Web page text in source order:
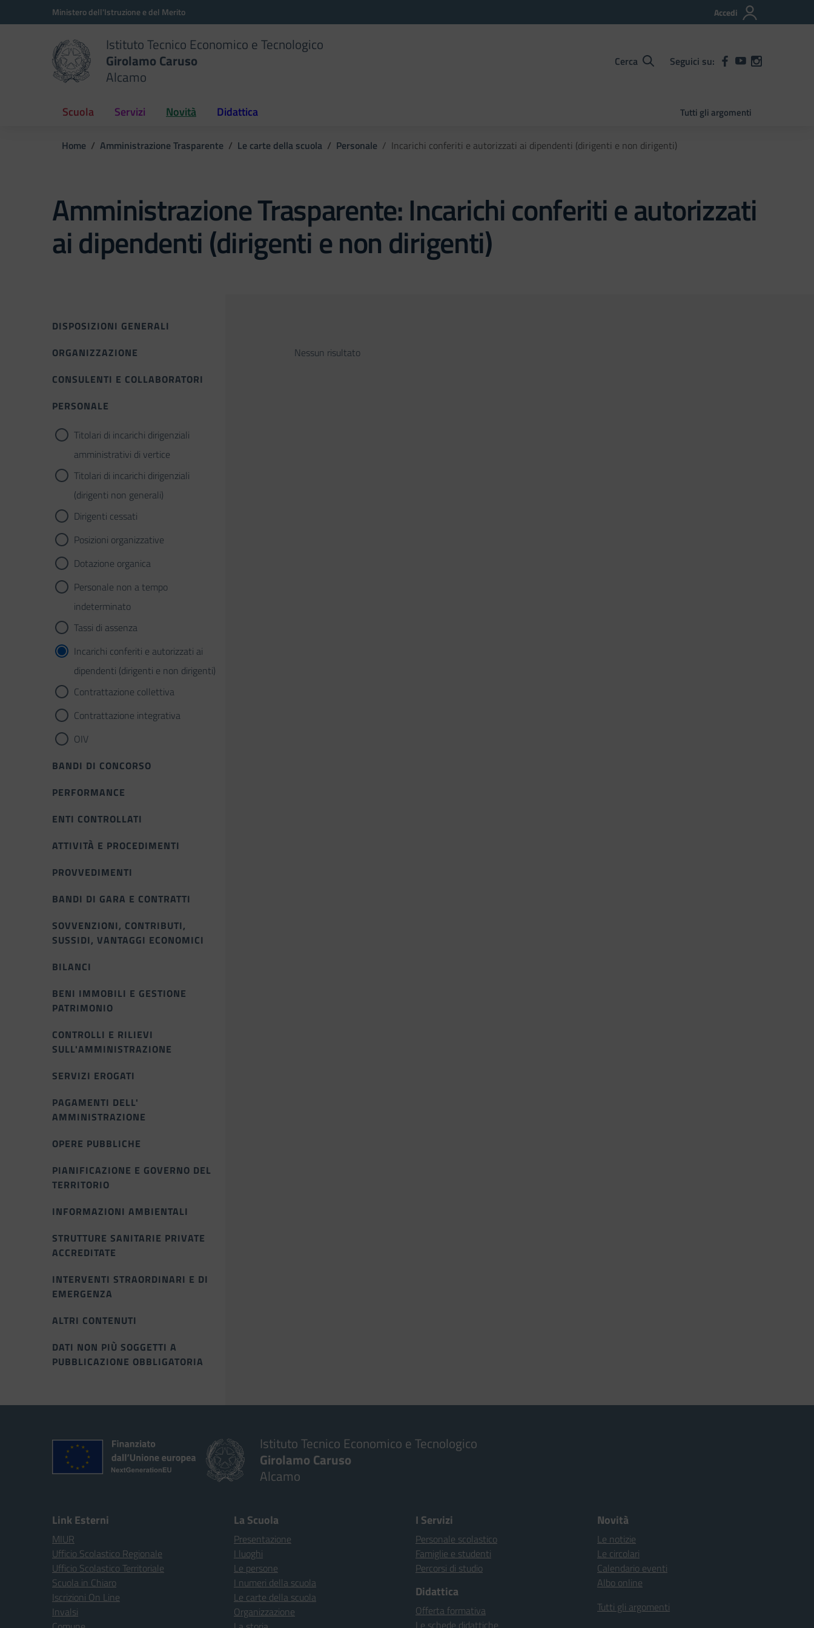
Vai ai contenuti
Vai al menu di navigazioneMinistero dell'Istruzione e del Merito Accedi
Istituto Tecnico Economico e Tecnologico
Girolamo Caruso
Alcamo
Cerca Seguici su:
Scuola Servizi Novità Didattica Tutti gli argomenti
Home Amministrazione Trasparente Le carte della scuola Personale Incarichi conferiti e autorizzati ai dipendenti (dirigenti e non dirigenti)
Amministrazione Trasparente:Incarichi conferiti e autorizzati
ai dipendenti (dirigenti e non dirigenti)
DISPOSIZIONI GENERALI
ORGANIZZAZIONE
CONSULENTI E COLLABORATORI
PERSONALE
Titolari di incarichi dirigenziali
amministrativi di vertice
Titolari di incarichi dirigenziali
(dirigenti non generali)
Dirigenti cessati
Posizioni organizzative
Dotazione organica
Personale non a tempo
indeterminato
Tassi di assenza
Incarichi conferiti e autorizzati ai
dipendenti (dirigenti e non dirigenti)
Contrattazione collettiva
Contrattazione integrativa
OIV
BANDI DI CONCORSO
PERFORMANCE
ENTI CONTROLLATI
ATTIVITÀ E PROCEDIMENTI
PROVVEDIMENTI
BANDI DI GARA E CONTRATTI
SOVVENZIONI, CONTRIBUTI,
SUSSIDI, VANTAGGI ECONOMICI
BILANCI
BENI IMMOBILI E GESTIONE
PATRIMONIO
CONTROLLI E RILIEVI
SULL'AMMINISTRAZIONE
SERVIZI EROGATI
PAGAMENTI DELL'
AMMINISTRAZIONE
OPERE PUBBLICHE
PIANIFICAZIONE E GOVERNO DEL
TERRITORIO
INFORMAZIONI AMBIENTALI
STRUTTURE SANITARIE PRIVATE
ACCREDITATE
INTERVENTI STRAORDINARI E DI
EMERGENZA
ALTRI CONTENUTI
DATI NON PIÙ SOGGETTI A
PUBBLICAZIONE OBBLIGATORIA
Nessun risultato
Istituto Tecnico Economico e Tecnologico
Girolamo Caruso
Alcamo
Link Esterni
MIUR
Ufficio Scolastico Regionale
Ufficio Scolastico Territoriale
Scuola in Chiaro
Iscrizioni On Line
Invalsi
La Scuola
Presentazione
I luoghi
Le persone
I numeri della scuola
Le carte della scuola
Organizzazione
I Servizi
Personale scolastico
Famiglie e studenti
Percorsi di studio
Didattica
Offerta formativa
Le schede didattiche
Novità
Le notizie
Le circolari
Calendario eventi
Albo online
Tutti gli argomenti